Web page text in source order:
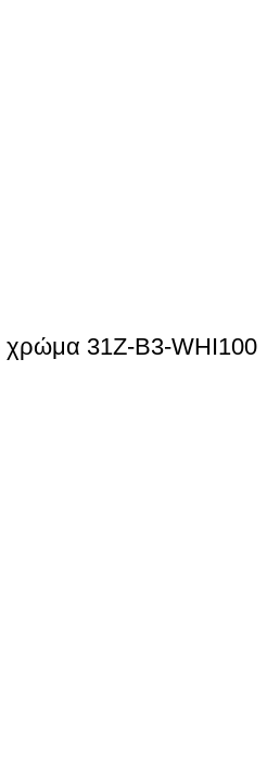
31Z-B3-WHI100